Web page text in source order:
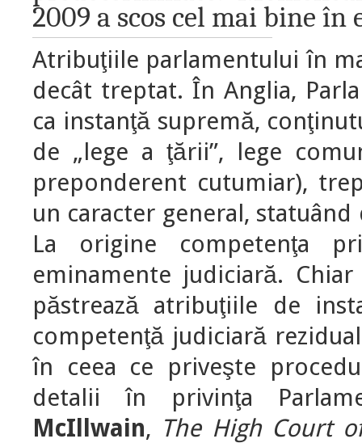
2009 a scos cel mai bine în
Atribuţiile parlamentului în
decât treptat. În Anglia,
ca instanţă supremă,
de „lege a ţării”, lege
preponderent cutumiar),
un caracter general,
La origine competenţa
eminamente judiciară.
păstrează atribuţiile de
competenţă judiciară
în ceea ce priveşte
detalii în privinţa
McIllwain, The High Court